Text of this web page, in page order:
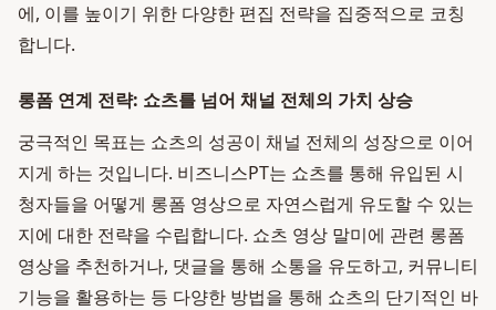
에, 이를 높이기 위한 다양한 편집 전략을 집중적으로 코칭
합니다.
롱폼 연계 전략: 쇼츠를 넘어 채널 전체의 가치 상승
궁극적인 목표는 쇼츠의 성공이 채널 전체의 성장으로 이어
지게 하는 것입니다. 비즈니스PT는 쇼츠를 통해 유입된 시
청자들을 어떻게 롱폼 영상으로 자연스럽게 유도할 수 있는
지에 대한 전략을 수립합니다. 쇼츠 영상 말미에 관련 롱폼
영상을 추천하거나, 댓글을 통해 소통을 유도하고, 커뮤니티
기능을 활용하는 등 다양한 방법을 통해 쇼츠의 단기적인 바